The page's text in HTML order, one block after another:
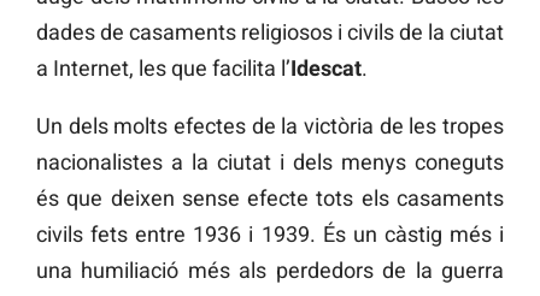
dades de casaments religiosos i civils de la ciutat
a Internet, les que facilita l’Idescat.
Un dels molts efectes de la victòria de les tropes
nacionalistes a la ciutat i dels menys coneguts
és que deixen sense efecte tots els casaments
civils fets entre 1936 i 1939. És un càstig més i
una humiliació més als perdedors de la guerra